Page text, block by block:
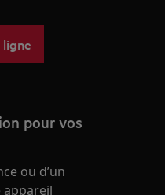
pour vos
ou d’un
appareil